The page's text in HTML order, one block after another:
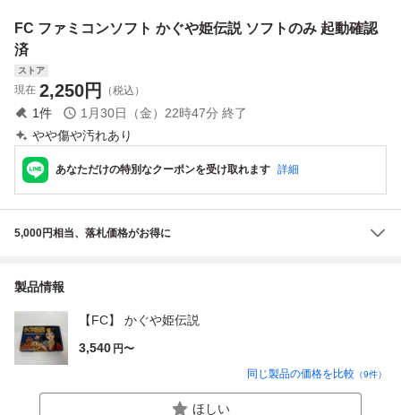
FC ファミコンソフト かぐや姫伝説 ソフトのみ 起動確認
済
ストア
現在 2,250円 （税込）
1件 1月30日（金）22時47分 終了
やや傷や汚れあり
あなただけの特別なクーポンを受け取れます 詳細
5,000円相当、落札価格がお得に
製品情報
【FC】 かぐや姫伝説
3,540 円〜
同じ製品の価格を比較 （9件）
ほしい